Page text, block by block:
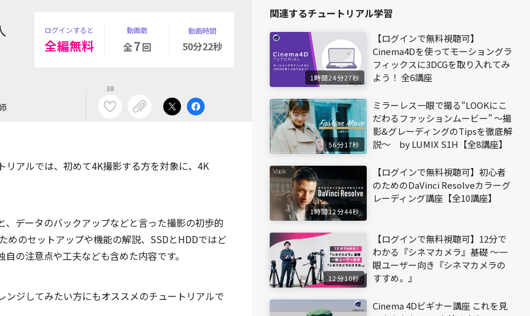
ログインすると
全編無料
動画数
全7回
動画時間
50分22秒
38
アルでは、初めて4K撮影する方を対象に、4K
データのバックアップなどと言った撮影の初歩的
めのセットアップや機能の解説、SSDとHDDではど
の注意点や工夫なども含めた内容です。
ジしてみたい方にもオススメのチュートリアルで
関連するチュートリアル学習
1時間24分27秒
【ログインで無料視聴可】
Cinema4Dを使ってモーショングラ
フィックスに3DCGを取り入れてみ
よう！ 全6講座
56分17秒
ミラーレス一眼で撮る“LOOKにこ
だわるファッションムービー” ～撮
影&グレーディングのTipsを徹底解
説～ by LUMIX S1H【全8講座】
1時間12分44秒
【ログインで無料視聴可】初心者
のためのDaVinci Resolveカラーグ
レーディング講座【全10講座】
12分10秒
【ログインで無料視聴可】12分で
わかる『シネマカメラ』基礎 〜一
眼ユーザー向き『シネマカメラの
すすめ。』
Cinema 4Dビギナー講座 これを見